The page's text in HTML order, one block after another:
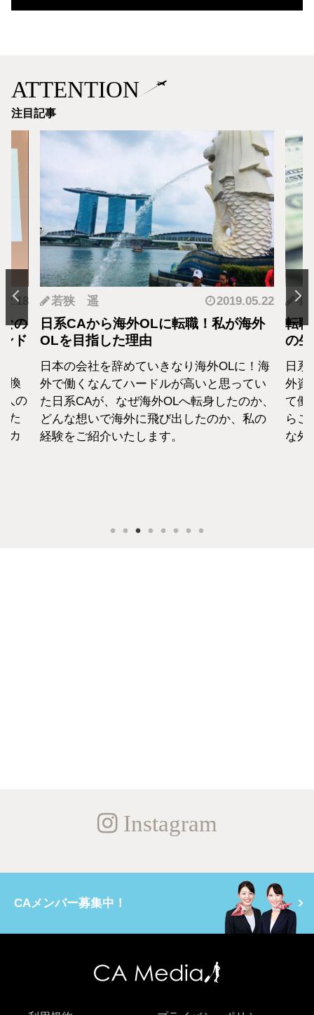
ATTENTION
注目記事
の
ド
換
人の
た
カ
若狭 遥 2019.05.22
日系CAから海外OLに転職！私が海外
OLを目指した理由
日本の会社を辞めていきなり海外OLに！海
外で働くなんてハードルが高いと思ってい
た日系CAが、なぜ海外OLへ転身したのか、
どんな想いで海外に飛び出したのか、私の
経験をご紹介いたします。
羽
転
の
日
外資
て働
らこ
な外
Instagram
CAメンバー募集中！